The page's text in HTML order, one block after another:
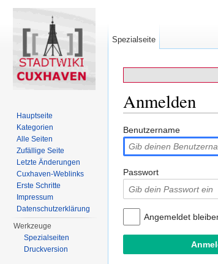
Anmelden
Benutzername
Passwort
Angemeldet
Spezialseite
Hauptseite
Kategorien
Alle Seiten
Zufällige Seite
Letzte Änderungen
Cuxhaven-Weblinks
Erste Schritte
Impressum
Datenschutzerklärung
Werkzeuge
Spezialseiten
Druckversion